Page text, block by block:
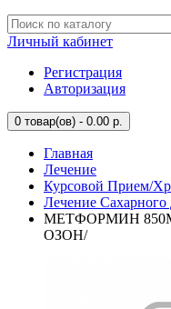
Личный кабинет
Регистрация
Авторизация
0 товар(ов) - 0.00 р.
Главная
Лечение
Курсовой Прием/
Лечение Сахарного
МЕТФОРМИН
ОЗОН/